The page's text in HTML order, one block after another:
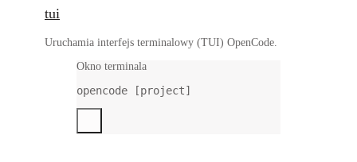
tui
Uruchamia interfejs terminalowy (TUI) OpenCode.
Okno terminala
opencode [project]